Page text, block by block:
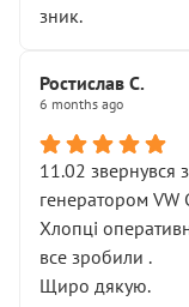
зник.
Ростислав С.
6 months ago
11.02 звернувся
генератором VW
Хлопці
все зробили .
Щиро дякую.